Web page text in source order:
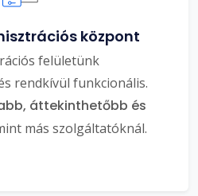
központ
felületünk
rendkívül funkcionális.
áttekinthetőbb és
más szolgáltatóknál.